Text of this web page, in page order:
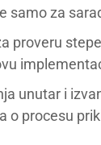
samo za
proveru
unutar i
o procesu